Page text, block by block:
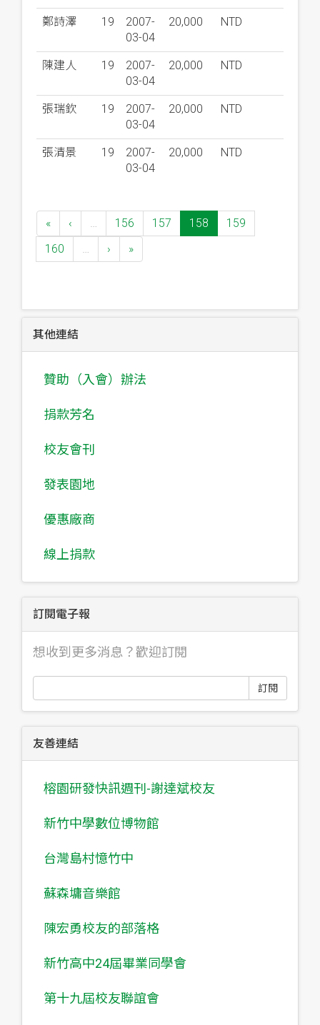
鄭詩澤 19
2007-
03-04
20,000 NTD
陳建人 19
2007-
03-04
20,000 NTD
張瑞欽 19
2007-
03-04
20,000 NTD
張清景 19
2007-
03-04
20,000 NTD
« ‹ … 156 157 158
159
160
… › »
其他連結
贊助（入會）辦法
捐款芳名
校友會刊
發表園地
優惠廠商
線上捐款
訂閱電子報
想收到更多消息？歡迎訂閱
訂閱
友善連結
榕園研發快訊週刊-謝達斌校友
新竹中學數位博物館
台灣島村憶竹中
蘇森墉音樂館
陳宏勇校友的部落格
新竹高中24屆畢業同學會
第十九屆校友聯誼會